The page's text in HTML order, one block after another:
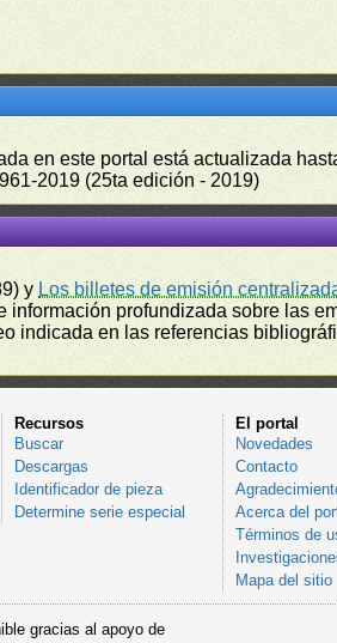
en este portal está actualizada
2019 (25ta edición - 2019)
y Los billetes de emisión
profundizada sobre las
indicada en las referencias
Recursos
Buscar
Descargas
Identificador de pieza
Determine serie especial
El portal
Novedades
Contacto
Acerca del
Términos de
Mapa del sitio
gracias al apoyo de